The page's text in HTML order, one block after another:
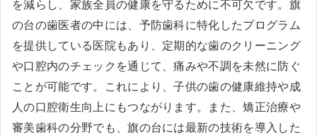
を減らし、家族全員の健康を守るために不可欠です。旗
の台の歯医者の中には、予防歯科に特化したプログラム
を提供している医院もあり、定期的な歯のクリーニング
や口腔内のチェックを通じて、痛みや不調を未然に防ぐ
ことが可能です。これにより、子供の歯の健康維持や成
人の口腔衛生向上にもつながります。また、矯正治療や
審美歯科の分野でも、旗の台には最新の技術を導入した